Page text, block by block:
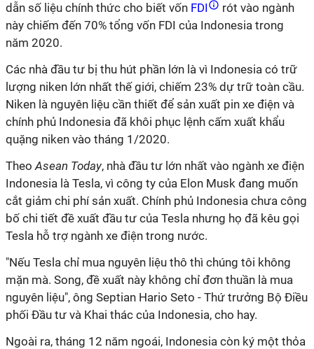
dẫn số liệu chính thức cho biết vốn FDI
rót vào ngành
này chiếm đến 70% tổng vốn FDI của Indonesia trong
năm 2020.
Các nhà đầu tư bị thu hút phần lớn là vì Indonesia có trữ
lượng niken lớn nhất thế giới, chiếm 23% dự trữ toàn cầu.
Niken là nguyên liệu cần thiết để sản xuất pin xe điện và
chính phủ Indonesia đã khôi phục lệnh cấm xuất khẩu
quặng niken vào tháng 1/2020.
TheoAsean Today, nhà đầu tư lớn nhất vào ngành xe điện
Indonesia là Tesla, vì công ty của Elon Musk đang muốn
cắt giảm chi phí sản xuất. Chính phủ Indonesia chưa công
bố chi tiết đề xuất đầu tư của Tesla nhưng họ đã kêu gọi
Tesla hỗ trợ ngành xe điện trong nước.
"Nếu Tesla chỉ mua nguyên liệu thô thì chúng tôi không
mặn mà. Song, đề xuất này không chỉ đơn thuần là mua
nguyên liệu", ông Septian Hario Seto - Thứ trưởng Bộ Điều
phối Đầu tư và Khai thác của Indonesia, cho hay.
Ngoài ra, tháng 12 năm ngoái, Indonesia còn ký một thỏa